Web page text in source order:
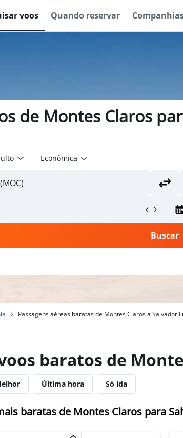
voos Quando reservar
de Montes Claros
Econômica
Buscar
Passagens aéreas baratas de Montes Claros a Salvador
baratos de
Última hora Só ida
baratas de Montes Claros para